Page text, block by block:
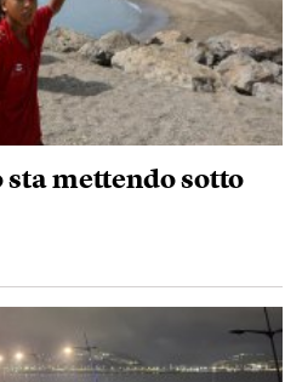
sta mettendo sotto